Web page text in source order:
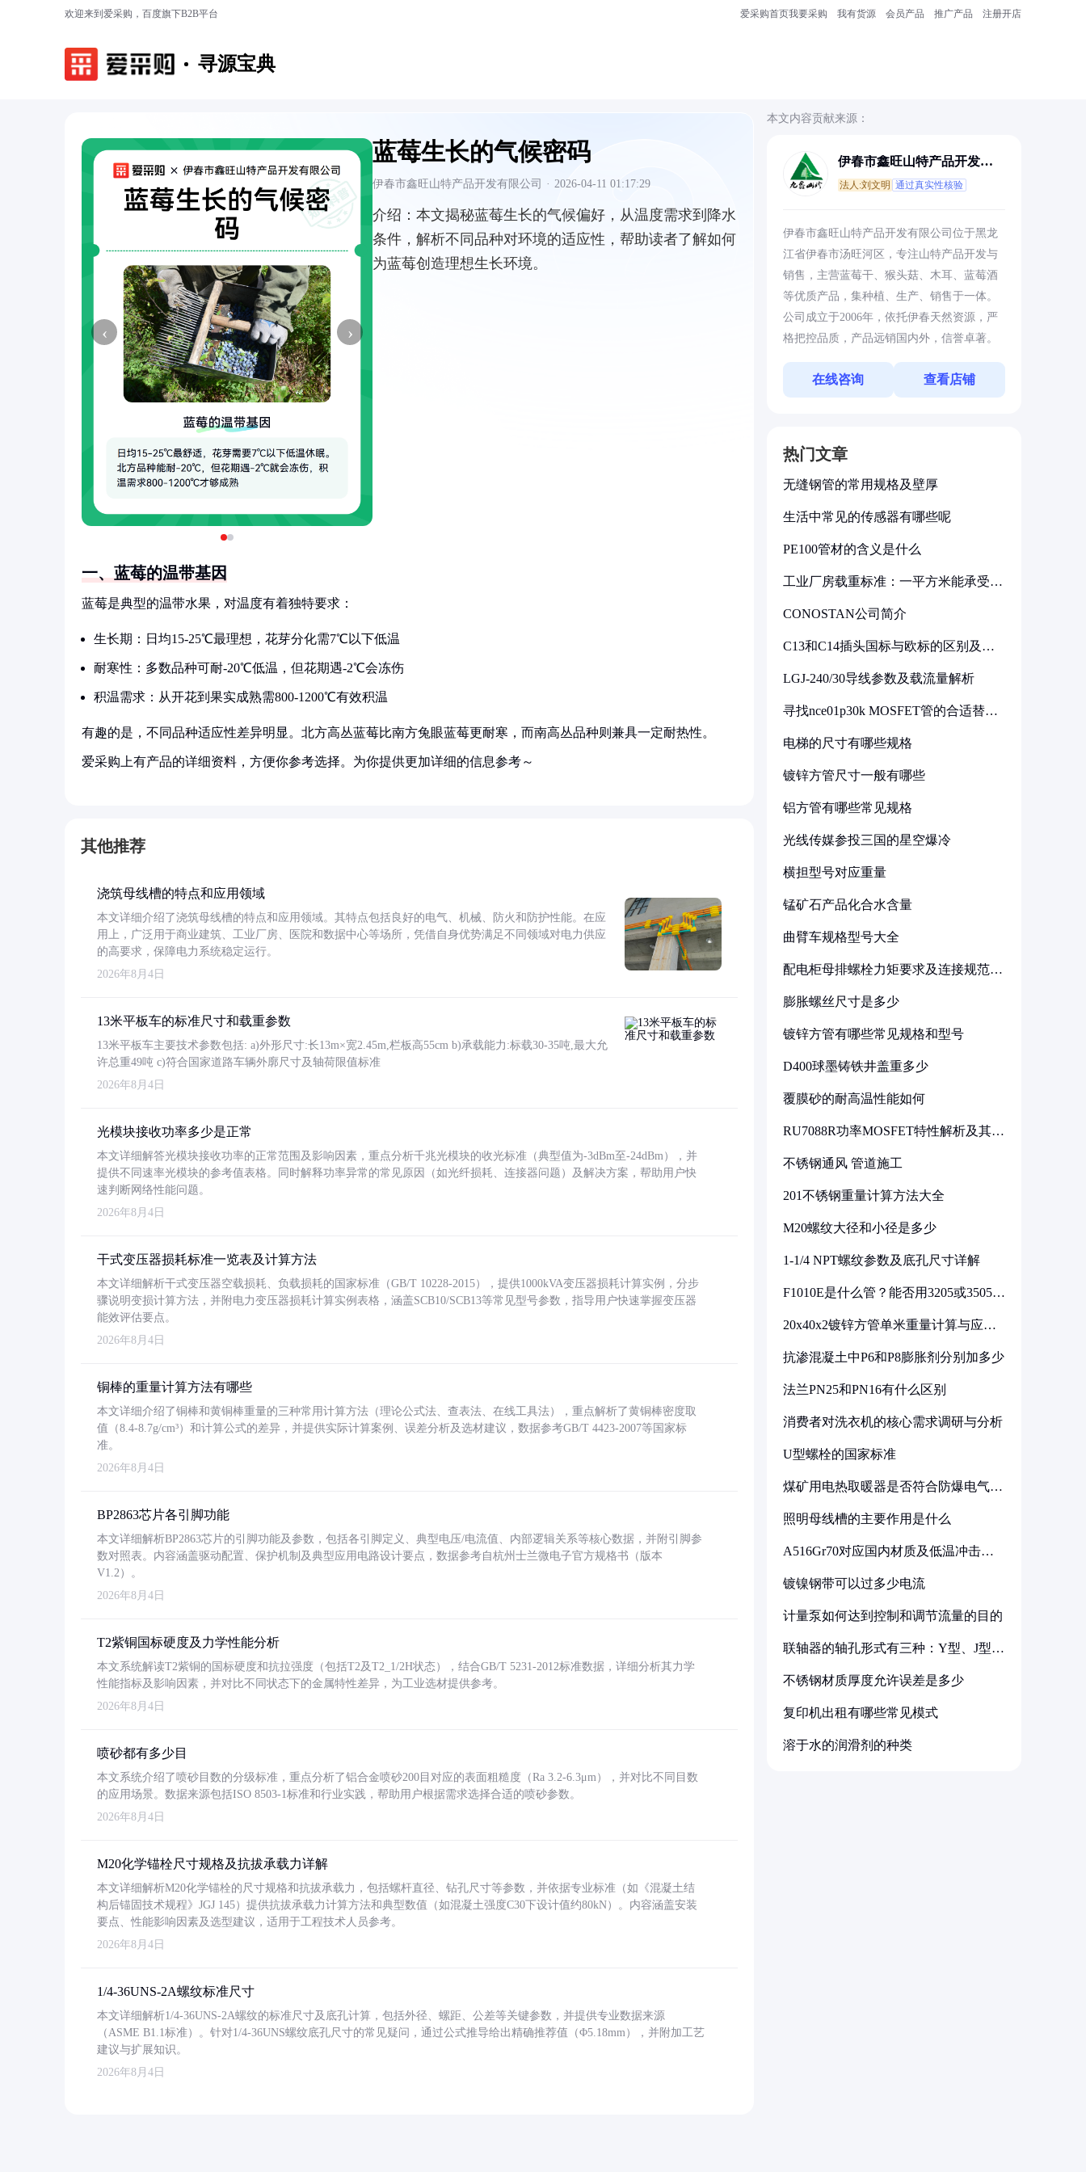
欢迎来到爱采购，百度旗下B2B平台 爱采购首页我要采购 我有货源 会员产品 推广产品 注册开店
寻源宝典
‹ ›
蓝莓生长的气候密码
伊春市鑫旺山特产品开发有限公司 · 2026-04-11 01:17:29
介绍： 本文揭秘蓝莓生长的气候偏好，从温度需求到降水
条件，解析不同品种对环境的适应性，帮助读者了解如何
为蓝莓创造理想生长环境。
一、蓝莓的温带基因
蓝莓是典型的温带水果，对温度有着独特要求：
生长期：日均15-25℃最理想，花芽分化需7℃以下低温
耐寒性：多数品种可耐-20℃低温，但花期遇-2℃会冻伤
积温需求：从开花到果实成熟需800-1200℃有效积温
有趣的是，不同品种适应性差异明显。北方高丛蓝莓比南方兔眼蓝莓更耐寒，而南高丛品种则兼具一定耐热性。
爱采购上有产品的详细资料，方便你参考选择。为你提供更加详细的信息参考～
其他推荐
浇筑母线槽的特点和应用领域
本文详细介绍了浇筑母线槽的特点和应用领域。其特点包括良好的电气、机械、防火和防护性能。在应
用上，广泛用于商业建筑、工业厂房、医院和数据中心等场所，凭借自身优势满足不同领域对电力供应
的高要求，保障电力系统稳定运行。
2026年8月4日
13米平板车的标准尺寸和载重参数
13米平板车主要技术参数包括: a)外形尺寸:长13m×宽2.45m,栏板高55cm b)承载能力:标载30-35吨,最大允
许总重49吨 c)符合国家道路车辆外廓尺寸及轴荷限值标准
2026年8月4日
光模块接收功率多少是正常
本文详细解答光模块接收功率的正常范围及影响因素，重点分析千兆光模块的收光标准（典型值为-3dBm至-24dBm），并
提供不同速率光模块的参考值表格。同时解释功率异常的常见原因（如光纤损耗、连接器问题）及解决方案，帮助用户快
速判断网络性能问题。
2026年8月4日
干式变压器损耗标准一览表及计算方法
本文详细解析干式变压器空载损耗、负载损耗的国家标准（GB/T 10228-2015），提供1000kVA变压器损耗计算实例，分步
骤说明变损计算方法，并附电力变压器损耗计算实例表格，涵盖SCB10/SCB13等常见型号参数，指导用户快速掌握变压器
能效评估要点。
2026年8月4日
铜棒的重量计算方法有哪些
本文详细介绍了铜棒和黄铜棒重量的三种常用计算方法（理论公式法、查表法、在线工具法），重点解析了黄铜棒密度取
值（8.4-8.7g/cm³）和计算公式的差异，并提供实际计算案例、误差分析及选材建议，数据参考GB/T 4423-2007等国家标
准。
2026年8月4日
BP2863芯片各引脚功能
本文详细解析BP2863芯片的引脚功能及参数，包括各引脚定义、典型电压/电流值、内部逻辑关系等核心数据，并附引脚参
数对照表。内容涵盖驱动配置、保护机制及典型应用电路设计要点，数据参考自杭州士兰微电子官方规格书（版本
V1.2）。
2026年8月4日
T2紫铜国标硬度及力学性能分析
本文系统解读T2紫铜的国标硬度和抗拉强度（包括T2及T2_1/2H状态），结合GB/T 5231-2012标准数据，详细分析其力学
性能指标及影响因素，并对比不同状态下的金属特性差异，为工业选材提供参考。
2026年8月4日
喷砂都有多少目
本文系统介绍了喷砂目数的分级标准，重点分析了铝合金喷砂200目对应的表面粗糙度（Ra 3.2-6.3μm），并对比不同目数
的应用场景。数据来源包括ISO 8503-1标准和行业实践，帮助用户根据需求选择合适的喷砂参数。
2026年8月4日
M20化学锚栓尺寸规格及抗拔承载力详解
本文详细解析M20化学锚栓的尺寸规格和抗拔承载力，包括螺杆直径、钻孔尺寸等参数，并依据专业标准（如《混凝土结
构后锚固技术规程》JGJ 145）提供抗拔承载力计算方法和典型数值（如混凝土强度C30下设计值约80kN）。内容涵盖安装
要点、性能影响因素及选型建议，适用于工程技术人员参考。
2026年8月4日
1/4-36UNS-2A螺纹标准尺寸
本文详细解析1/4-36UNS-2A螺纹的标准尺寸及底孔计算，包括外径、螺距、公差等关键参数，并提供专业数据来源
（ASME B1.1标准）。针对1/4-36UNS螺纹底孔尺寸的常见疑问，通过公式推导给出精确推荐值（Φ5.18mm），并附加工艺
建议与扩展知识。
2026年8月4日
本文内容贡献来源：
伊春市鑫旺山特产品开发有
法人:刘文明 通过真实性核验
伊春市鑫旺山特产品开发有限公司位于黑龙
江省伊春市汤旺河区，专注山特产品开发与
销售，主营蓝莓干、猴头菇、木耳、蓝莓酒
等优质产品，集种植、生产、销售于一体。
公司成立于2006年，依托伊春天然资源，严
格把控品质，产品远销国内外，信誉卓著。
在线咨询 查看店铺
热门文章
无缝钢管的常用规格及壁厚
生活中常见的传感器有哪些呢
PE100管材的含义是什么
工业厂房载重标准：一平方米能承受多
CONOSTAN公司简介
C13和C14插头国标与欧标的区别及其
LGJ-240/30导线参数及载流量解析
寻找nce01p30k MOSFET管的合适替代
电梯的尺寸有哪些规格
镀锌方管尺寸一般有哪些
铝方管有哪些常见规格
光线传媒参投三国的星空爆冷
横担型号对应重量
锰矿石产品化合水含量
曲臂车规格型号大全
配电柜母排螺栓力矩要求及连接规范详
膨胀螺丝尺寸是多少
镀锌方管有哪些常见规格和型号
D400球墨铸铁井盖重多少
覆膜砂的耐高温性能如何
RU7088R功率MOSFET特性解析及其在
不锈钢通风 管道施工
201不锈钢重量计算方法大全
M20螺纹大径和小径是多少
1-1/4 NPT螺纹参数及底孔尺寸详解
F1010E是什么管？能否用3205或3505代
20x40x2镀锌方管单米重量计算与应用
抗渗混凝土中P6和P8膨胀剂分别加多少
法兰PN25和PN16有什么区别
消费者对洗衣机的核心需求调研与分析
U型螺栓的国家标准
煤矿用电热取暖器是否符合防爆电气设
照明母线槽的主要作用是什么
A516Gr70对应国内材质及低温冲击要
镀镍钢带可以过多少电流
计量泵如何达到控制和调节流量的目的
联轴器的轴孔形式有三种：Y型、J型、
不锈钢材质厚度允许误差是多少
复印机出租有哪些常见模式
溶于水的润滑剂的种类